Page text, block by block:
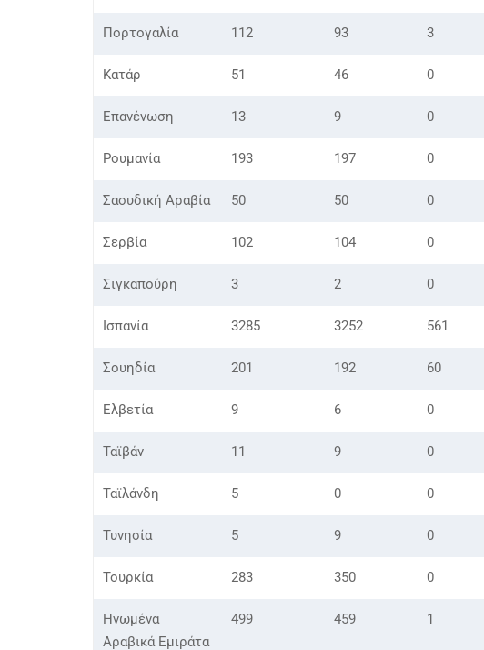
Πορτογαλία 112 93 3
Κατάρ 51 46 0
Επανένωση 13 9 0
Ρουμανία 193 197 0
Σαουδική Αραβία 50 50 0
Σερβία 102 104 0
Σιγκαπούρη 3 2 0
Ισπανία 3285 3252 561
Σουηδία 201 192 60
Ελβετία 9 6 0
Ταϊβάν 11 9 0
Ταϊλάνδη 5 0 0
Τυνησία 5 9 0
Τουρκία 283 350 0
Ηνωμένα
Αραβικά Εμιράτα
499 459 1